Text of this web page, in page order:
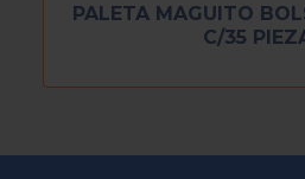
PALETA MAGUITO
C/35